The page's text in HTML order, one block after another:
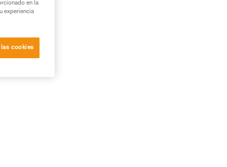
en la
experiencia
cookies